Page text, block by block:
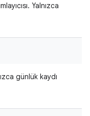
Yalnızca
günlük kaydı